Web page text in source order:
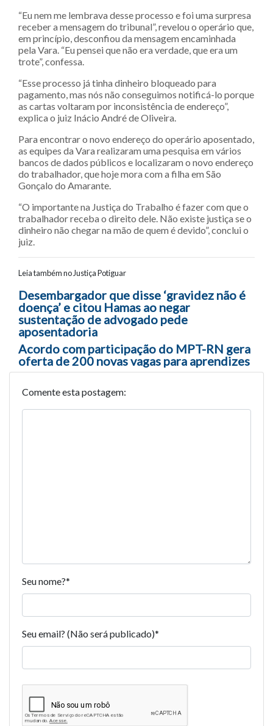
“Eu nem me lembrava desse processo e foi uma surpresa
receber a mensagem do tribunal”, revelou o operário que,
em princípio, desconfiou da mensagem encaminhada
pela Vara. “Eu pensei que não era verdade, que era um
trote”, confessa.
“Esse processo já tinha dinheiro bloqueado para
pagamento, mas nós não conseguimos notificá-lo porque
as cartas voltaram por inconsistência de endereço”,
explica o juiz Inácio André de Oliveira.
Para encontrar o novo endereço do operário aposentado,
as equipes da Vara realizaram uma pesquisa em vários
bancos de dados públicos e localizaram o novo endereço
do trabalhador, que hoje mora com a filha em São
Gonçalo do Amarante.
“O importante na Justiça do Trabalho é fazer com que o
trabalhador receba o direito dele. Não existe justiça se o
dinheiro não chegar na mão de quem é devido”, conclui o
juiz.
Leia também no Justiça Potiguar
Navegação entre posts
Desembargador que disse ‘gravidez não é
doença’ e citou Hamas ao negar
sustentação de advogado pede
aposentadoria
Acordo com participação do MPT-RN gera
oferta de 200 novas vagas para aprendizes
Comente esta postagem:
Seu nome?*
Seu email? (Não será publicado)*